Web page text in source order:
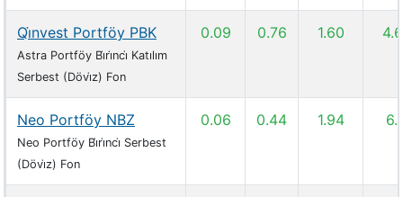
Qi̇nvest Portföy PBK
Astra Portföy Bi̇ri̇nci̇ Katılım
Serbest (Dövi̇z) Fon
0.09 0.76 1.60
Neo Portföy NBZ
Neo Portföy Bi̇ri̇nci̇ Serbest
(Dövi̇z) Fon
0.06 0.44 1.94